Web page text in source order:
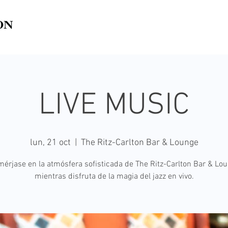
LIVE MUSIC
lun, 21 oct The Ritz-Carlton Bar & Lounge
en la atmósfera sofisticada de The Ritz-Carlton Bar &
mientras disfruta de la magia del jazz en vivo.